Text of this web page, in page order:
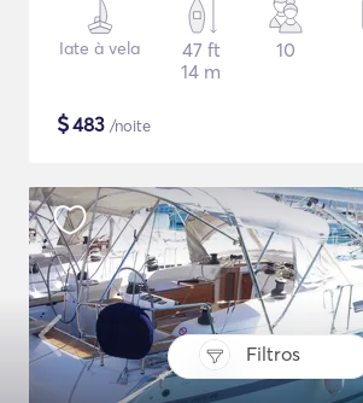
Filtros
Iate à vela
47 ft
14 m
10
$483 /noite